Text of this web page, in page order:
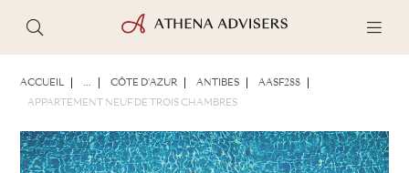
ACCUEIL ... CÔTE D'AZUR ANTIBES AASF288
APPARTEMENT NEUF DE TROIS CHAMBRES